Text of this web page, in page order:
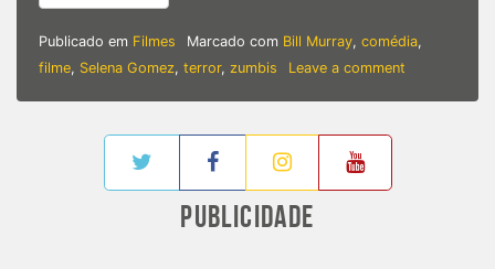
Publicado em Filmes Marcado com Bill Murray, comédia,
filme, Selena Gomez, terror, zumbis Leave a comment
DEAD
PUBLICIDADE